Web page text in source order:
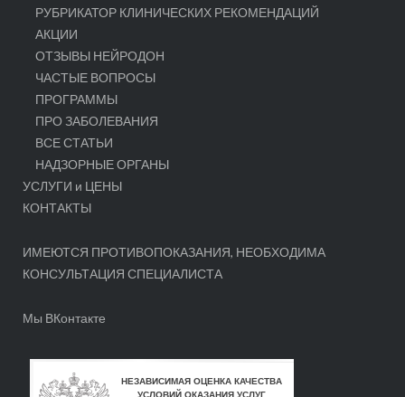
РУБРИКАТОР КЛИНИЧЕСКИХ РЕКОМЕНДАЦИЙ
АКЦИИ
ОТЗЫВЫ НЕЙРОДОН
ЧАСТЫЕ ВОПРОСЫ
ПРОГРАММЫ
ПРО ЗАБОЛЕВАНИЯ
ВСЕ СТАТЬИ
НАДЗОРНЫЕ ОРГАНЫ
УСЛУГИ и ЦЕНЫ
КОНТАКТЫ
ИМЕЮТСЯ ПРОТИВОПОКАЗАНИЯ, НЕОБХОДИМА
КОНСУЛЬТАЦИЯ СПЕЦИАЛИСТА
Мы ВКонтакте